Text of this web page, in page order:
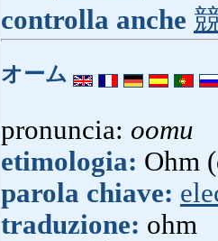
controlla anche
オーム
pronuncia: oomu
etimologia: Ohm
parola chiave:
traduzione: ohm